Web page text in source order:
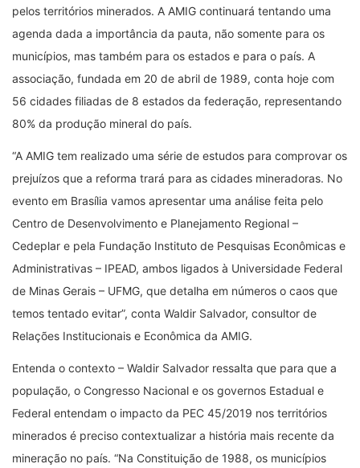
pelos territórios minerados. A AMIG continuará tentando uma
agenda dada a importância da pauta, não somente para os
municípios, mas também para os estados e para o país. A
associação, fundada em 20 de abril de 1989, conta hoje com
56 cidades filiadas de 8 estados da federação, representando
80% da produção mineral do país.
“A AMIG tem realizado uma série de estudos para comprovar os
prejuízos que a reforma trará para as cidades mineradoras. No
evento em Brasília vamos apresentar uma análise feita pelo
Centro de Desenvolvimento e Planejamento Regional –
Cedeplar e pela Fundação Instituto de Pesquisas Econômicas e
Administrativas – IPEAD, ambos ligados à Universidade Federal
de Minas Gerais – UFMG, que detalha em números o caos que
temos tentado evitar”, conta Waldir Salvador, consultor de
Relações Institucionais e Econômica da AMIG.
Entenda o contexto – Waldir Salvador ressalta que para que a
população, o Congresso Nacional e os governos Estadual e
Federal entendam o impacto da PEC 45/2019 nos territórios
minerados é preciso contextualizar a história mais recente da
mineração no país. “Na Constituição de 1988, os municípios